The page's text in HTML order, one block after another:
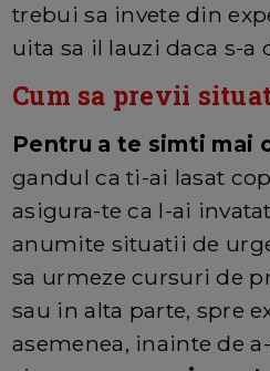
trebui sa invete din
uita sa il lauzi daca s-a
Cum sa previi
Pentru a te simti mai
gandul ca ti-ai lasat
asigura-te ca l-ai
anumite situatii de
sa urmeze cursuri de
sau in alta parte, spre
asemenea, inainte de